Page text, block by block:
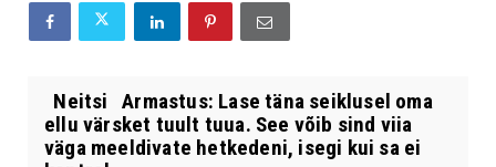
Neitsi Armastus: Lase täna seiklusel oma
ellu värsket tuult tuua. See võib sind viia
väga meeldivate hetkedeni, isegi kui sa ei